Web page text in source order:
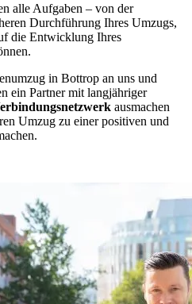
alle Aufgaben – von der
Durchführung Ihres Umzugs,
die Entwicklung Ihres
in Bottrop an uns und
ein Partner mit langjähriger
ausmachen
Umzug zu einer positiven und